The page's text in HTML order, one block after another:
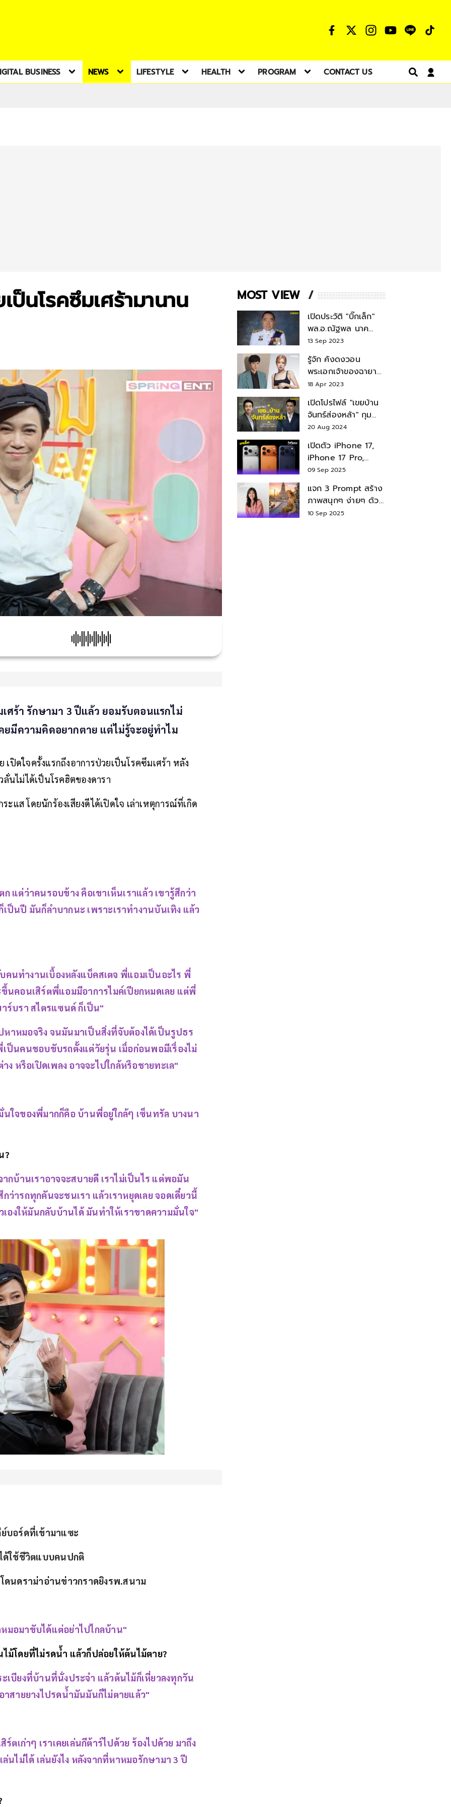
BUSINESS NEWS LIFESTYLE HEALTH PROGRAM CONTACT US
นโรคซึมเศร้ามานาน
ศร้า รักษามา 3 ปีแล้ว ยอมรับตอนแรกไม่
มีความคิดอยากตาย แต่ไม่รู้จะอยู่ทำไม
ปิดใจครั้งแรกถึงอาการป่วยเป็นโรคซึมเศร้า หลัง
นไม่ได้เป็นโรคฮิตของดารา
แส โดยนักร้องเสียงดีได้เปิดใจ เล่าเหตุการณ์ที่เกิด
แต่ว่าคนรอบข้าง คือเขาเห็นเราแล้ว เขารู้สึกว่า
ป็นปี มันก็ลำบากนะ เพราะเราทำงานบันเทิง แล้ว
นทำงานเบื้องหลังแบ็คสเตจ พี่แอมเป็นอะไร พี่
นคอนเสิร์ตพี่แอมมีอาการไมค์เปียกหมดเลย แต่พี่
ร์บรา สไตรแซนด์ ก็เป็น"
าหมอจริง จนมันมาเป็นสิ่งที่จับต้องได้เป็นรูปธร
ป็นคนชอบขับรถตั้งแต่วัยรุ่น เมื่อก่อนพอมีเรื่องไม่
ง หรือเปิดเพลง อาจจะไปใกล้หรือชายทะเล"
ใจของพี่มากก็คือ บ้านพี่อยู่ใกล้ๆ เซ็นทรัล บางนา
?
านเราอาจจะสบายดี เราไม่เป็นไร แต่พอมัน
ารถทุกคันจะชนเรา แล้วเราหยุดเลย จอดเดี๋ยวนี้
เองให้มันกลับบ้านได้ มันทำให้เราขาดความมั่นใจ"
บอร์ดที่เข้ามาแซะ
ด้ใช้ชีวิตแบบคนปกติ
ดนดราม่าอ่านข่าวกราดยิงรพ.สนาม
มอมาขับได้แต่อย่าไปไกลบ้าน"
ม้โดยที่ไม่รดน้ำ แล้วก็ปล่อยให้ต้นไม้ตาย?
บียงที่บ้านที่นั่งประจำ แล้วต้นไม้ก็เหี่ยวลงทุกวัน
าสายยางไปรดน้ำมันมันก็ไม่ตายแล้ว"
เก่าๆ เราเคยเล่นกีต้าร์ไปด้วย ร้องไปด้วย มาถึง
นไม่ได้ เล่นยังไง หลังจากที่หาหมอรักษามา 3 ปี
MOST VIEW
เปิดประวัติ "บิ๊กเล็ก"
พล.อ.ณัฐพล นาค
พาณิชย์ จากเลขาฯ
สมช.-เลขาฯ
รมว.กลาโหม
13 Sep 2023
รู้จัก คังดงวอน
พระเอกเจ้าของฉายา
สมบัติแห่งชาติ หลังมี
18 Apr 2023
เปิดโปรไฟล์ "เขยบ้าน
จันทร์ส่องหล้า" กุม
บังเหียนธุรกิจตระกูล
"ชินวัตร"
20 Aug 2024
เปิดตัว iPhone 17,
iPhone 17 Pro,
iPhone 17 Air สเปค
09 Sep 2025
แจก 3 Prompt สร้าง
ภาพสนุกๆ ง่ายๆ ด้วย
Nano Banana ใน
10 Sep 2025